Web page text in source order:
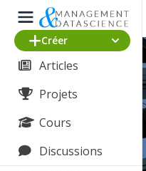
Créer
Articles
Projets
Cours
Discussions